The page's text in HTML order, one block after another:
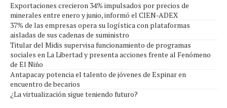
Exportaciones crecieron 34% impulsados por precios de
minerales entre enero y junio, informó el CIEN-ADEX
37% de las empresas opera su logística con plataformas
aisladas de sus cadenas de suministro
Titular del Midis supervisa funcionamiento de programas
sociales en La Libertad y presenta acciones frente al Fenómeno
de El Niño
Antapacay potencia el talento de jóvenes de Espinar en
encuentro de becarios
¿La virtualización sigue teniendo futuro?